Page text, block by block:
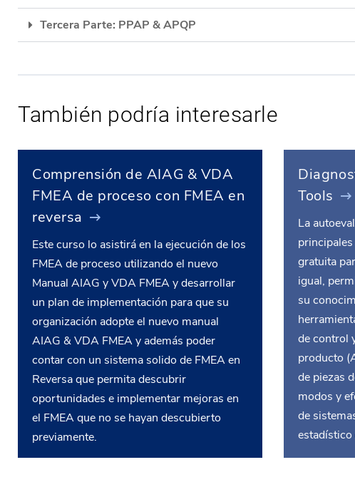
Tercera Parte: PPAP & APQP
También podría interesarle
Comprensión de AIAG & VDA
FMEA de proceso con FMEA en
reversa
Este curso lo asistirá en la ejecución de los
FMEA de proceso utilizando el nuevo
Manual AIAG y VDA FMEA y desarrollar
un plan de implementación para que su
organización adopte el nuevo manual
AIAG & VDA FMEA y además poder
contar con un sistema solido de FMEA en
Reversa que permita descubrir
oportunidades e implementar mejoras en
el FMEA que no se hayan descubierto
previamente.
Tools
La
gratuita
igual,
su
de control
producto
de piezas
modos y
de
estadístico